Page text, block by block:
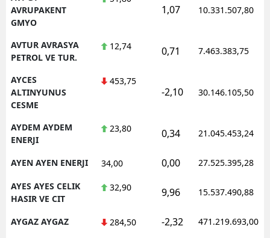
AVRUPAKENT
GMYO
1,07 10.331.507,80
AVTUR AVRASYA
PETROL VE TUR.
12,74 0,71 7.463.383,75
AYCES
ALTINYUNUS
CESME
453,75
-2,10 30.146.105,50
AYDEM AYDEM
ENERJI
23,80 0,34 21.045.453,24
AYEN AYEN ENERJI 34,00 0,00 27.525.395,28
AYES AYES CELIK
HASIR VE CIT
32,90 9,96 15.537.490,88
AYGAZ AYGAZ 284,50 -2,32 471.219.693,00